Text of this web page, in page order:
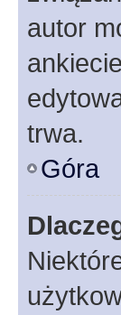
autor
trwa.
Góra